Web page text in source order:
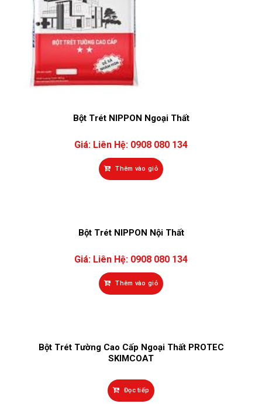
Bột Trét NIPPON Ngoại Thất
Giá: Liên Hệ: 0908 080 134
Thêm vào giỏ
Bột Trét NIPPON Nội Thất
Giá: Liên Hệ: 0908 080 134
Thêm vào giỏ
Bột Trét Tường Cao Cấp Ngoại Thất PROTEC
SKIMCOAT
Đọc tiếp